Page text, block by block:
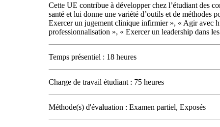
Cette UE contribue à développer chez l’étudiant des
santé et lui donne une variété d’outils et de méthodes
Exercer un jugement clinique infirmier », « Agir avec
professionnalisation », « Exercer un leadership dans
Temps présentiel : 18 heures
Charge de travail étudiant : 75 heures
Méthode(s) d'évaluation : Examen partiel, Exposés